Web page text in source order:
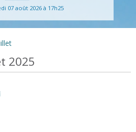
07 août 2026 à 17h25
2025